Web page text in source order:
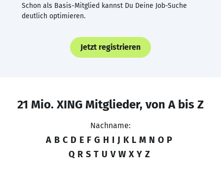
Schon als Basis-Mitglied kannst Du Deine Job-Suche
deutlich optimieren.
Jetzt registrieren
21 Mio. XING Mitglieder, von A bis Z
Nachname:
A B C D E F G H I J K L M N O P
Q R S T U V W X Y Z